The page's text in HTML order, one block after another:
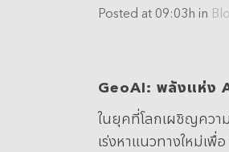
Posted at 09:03h in
GeoAI: พลังแห่ง
ในยุคที่โลกเผชิญควา
เร่งหาแนวทางใหม่เ